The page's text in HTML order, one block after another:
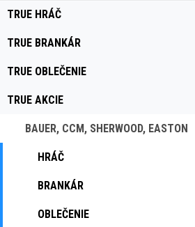
TRUE HRÁČ
TRUE BRANKÁR
TRUE OBLEČENIE
TRUE AKCIE
BAUER, CCM, SHERWOOD, EASTON
HRÁČ
BRANKÁR
OBLEČENIE